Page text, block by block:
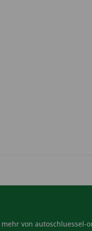
von autoschluessel-